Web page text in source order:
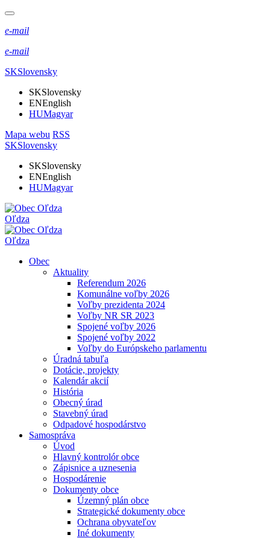
e-mail
e-mail
SKSlovensky
SKSlovensky
ENEnglish
HUMagyar
Mapa webu RSS
SKSlovensky
SKSlovensky
ENEnglish
HUMagyar
Oľdza
Oľdza
Obec
Aktuality
Referendum 2026
Komunálne voľby 2026
Voľby prezidenta 2024
Voľby NR SR 2023
Spojené voľby 2026
Spojené voľby 2022
Voľby do Európskeho parlamentu
Úradná tabuľa
Dotácie, projekty
Kalendár akcií
História
Obecný úrad
Stavebný úrad
Odpadové hospodárstvo
Samospráva
Úvod
Hlavný kontrolór obce
Zápisnice a uznesenia
Hospodárenie
Dokumenty obce
Územný plán obce
Strategické dokumenty obce
Ochrana obyvateľov
Iné dokumenty